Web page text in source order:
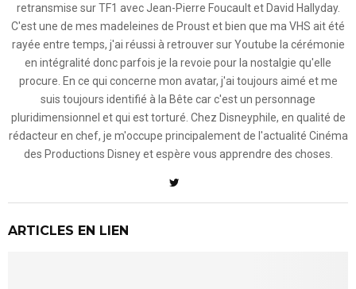
retransmise sur TF1 avec Jean-Pierre Foucault et David Hallyday.
C'est une de mes madeleines de Proust et bien que ma VHS ait été
rayée entre temps, j'ai réussi à retrouver sur Youtube la cérémonie
en intégralité donc parfois je la revoie pour la nostalgie qu'elle
procure. En ce qui concerne mon avatar, j'ai toujours aimé et me
suis toujours identifié à la Bête car c'est un personnage
pluridimensionnel et qui est torturé. Chez Disneyphile, en qualité de
rédacteur en chef, je m'occupe principalement de l'actualité Cinéma
des Productions Disney et espère vous apprendre des choses.
ARTICLES EN LIEN